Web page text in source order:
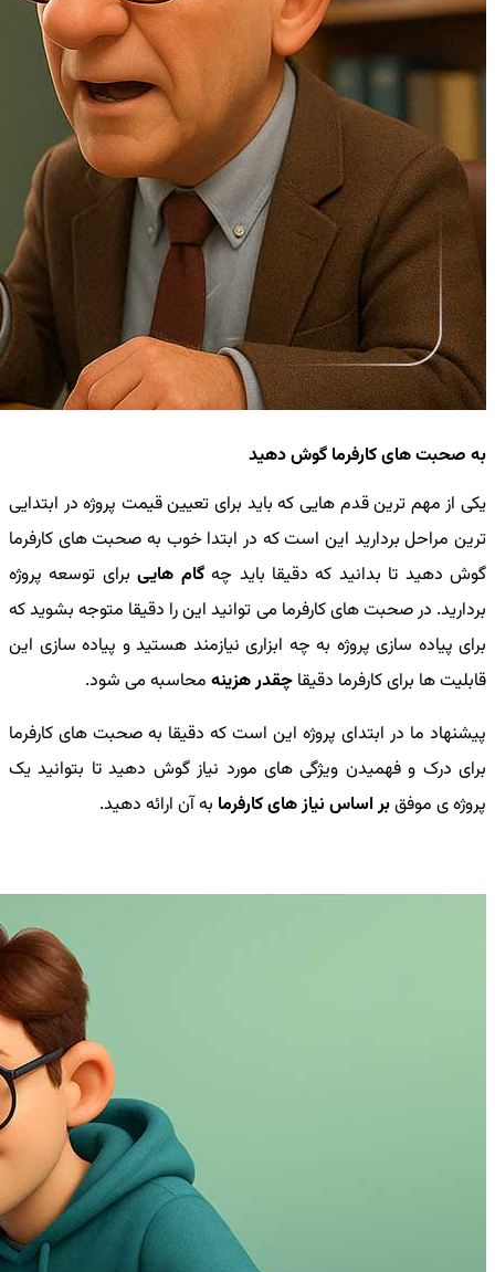
به صحبت های کارفرما گوش دهید
یکی از مهم ترین قدم هایی که باید برای تعیین قیمت پروژه در ابتدایی
ترین مراحل بردارید این است که در ابتدا خوب به صحبت های کارفرما
گوش دهید تا بدانید که دقیقا باید چهگام هاییبرای توسعه پروژه
بردارید. در صحبت های کارفرما می توانید این را دقیقا متوجه بشوید که
برای پیاده سازی پروژه به چه ابزاری نیازمند هستید و پیاده سازی این
قابلیت ها برای کارفرما دقیقا چقدر هزینه محاسبه می شود.
پیشنهاد ما در ابتدای پروژه این است که دقیقا به صحبت های کارفرما
برای درک و فهمیدن ویژگی های مورد نیاز گوش دهید تا بتوانید یک
پروژه ی موفقبر اساس نیاز های کارفرما به آن ارائه دهید.